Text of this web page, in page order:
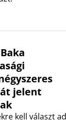
jelent
kell választ